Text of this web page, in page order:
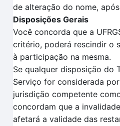
de alteração do nome,
Disposições Gerais
Você concorda que a
critério, poderá rescindir o
à participação na mesma.
Se qualquer disposição do
Serviço for considerada
jurisdição competente
concordam que a
afetará a validade das